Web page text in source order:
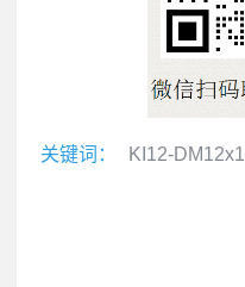
关键词： KI12-DM12x1